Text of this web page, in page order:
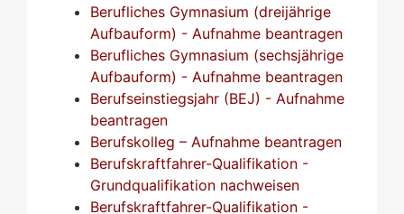
Berufliches Gymnasium (dreijährige
Aufbauform) - Aufnahme beantragen
Berufliches Gymnasium (sechsjährige
Aufbauform) - Aufnahme beantragen
Berufseinstiegsjahr (BEJ) - Aufnahme
beantragen
Berufskolleg – Aufnahme beantragen
Berufskraftfahrer-Qualifikation -
Grundqualifikation nachweisen
Berufskraftfahrer-Qualifikation -